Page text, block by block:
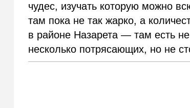
чудес, изучать которую можно
там пока не так жарко, а
в районе Назарета — там есть
несколько потрясающих, но не